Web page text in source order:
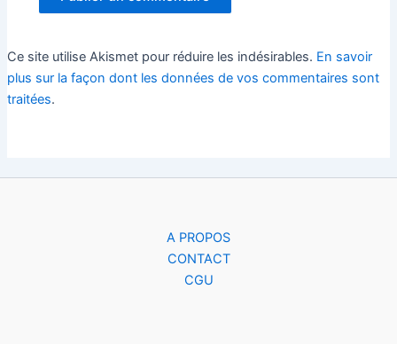
Ce site utilise Akismet pour réduire les indésirables. En savoir
plus sur la façon dont les données de vos commentaires sont
traitées.
A PROPOS
CONTACT
CGU